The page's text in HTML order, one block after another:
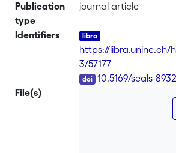
Publication
type
journal article
Identifiers
https://libra.unine.ch/
3/57177
10.5169/seals-
File(s)